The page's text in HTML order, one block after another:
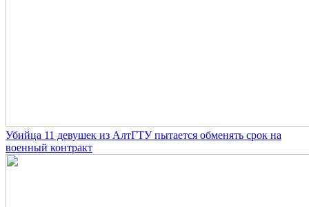
Убийца 11 девушек из АлтГТУ пытается обменять срок на
военный контракт